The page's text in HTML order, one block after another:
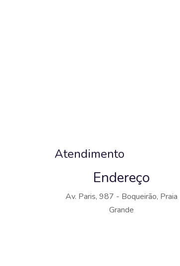
Atendimento
Endereço
Av. Paris, 987 - Boqueirão, Praia
Grande